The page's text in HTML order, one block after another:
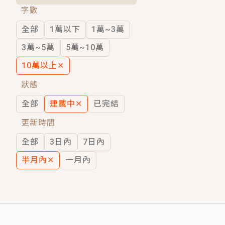
穿越｜《穿越遠古後成了野人娘子》你
字數
全部
1萬以下
1萬~3萬
3萬~5萬
5萬~10萬
10萬以上 ✕
狀態
全部
連載中 ✕
已完結
更新時間
全部
3日內
7日內
半月內 ✕ 一月內